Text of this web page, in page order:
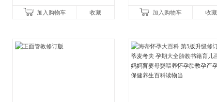
加入购物车 收藏 加入购物车 收藏